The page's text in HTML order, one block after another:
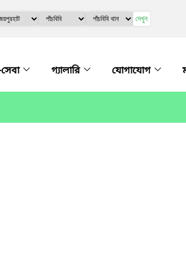
দেখুন
গ্যালারি যোগাযোগ